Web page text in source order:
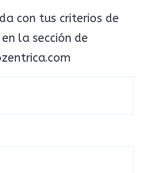
con tus criterios de
la sección de